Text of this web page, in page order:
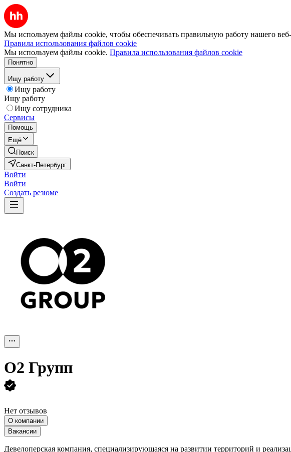
Мы используем файлы cookie, чтобы обеспечивать правильную работу нашего веб-
Правила использования файлов cookie
Мы используем файлы cookie. Правила использования файлов cookie
Понятно
Ищу работу
Ищу работу
Ищу работу
Ищу сотрудника
Сервисы
Помощь
Ещё
Поиск
Санкт-Петербург
Войти
Войти
Создать резюме
О2 Групп
Нет отзывов
О компании
Вакансии
Девелоперская компания, специализирующаяся на развитии территорий и